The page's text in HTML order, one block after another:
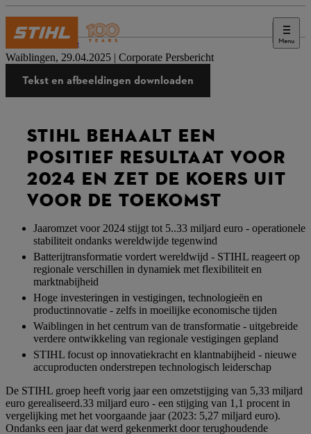
Menu
Druk op
Waiblingen, 29.04.2025 | Corporate Persbericht
Tekst en afbeeldingen downloaden
STIHL BEHAALT EEN
POSITIEF RESULTAAT VOOR
2024 EN ZET DE KOERS UIT
VOOR DE TOEKOMST
Jaaromzet voor 2024 stijgt tot 5..33 miljard euro - operationele
stabiliteit ondanks wereldwijde tegenwind
Batterijtransformatie vordert wereldwijd - STIHL reageert op
regionale verschillen in dynamiek met flexibiliteit en
marktnabijheid
Hoge investeringen in vestigingen, technologieën en
productinnovatie - zelfs in moeilijke economische tijden
Waiblingen in het centrum van de transformatie - uitgebreide
verdere ontwikkeling van regionale vestigingen gepland
STIHL focust op innovatiekracht en klantnabijheid - nieuwe
accuproducten onderstrepen technologisch leiderschap
De STIHL groep heeft vorig jaar een omzetstijging van 5,33 miljard
euro gerealiseerd.33 miljard euro - een stijging van 1,1 procent in
vergelijking met het voorgaande jaar (2023: 5,27 miljard euro).
Ondanks een jaar dat werd gekenmerkt door terughoudende